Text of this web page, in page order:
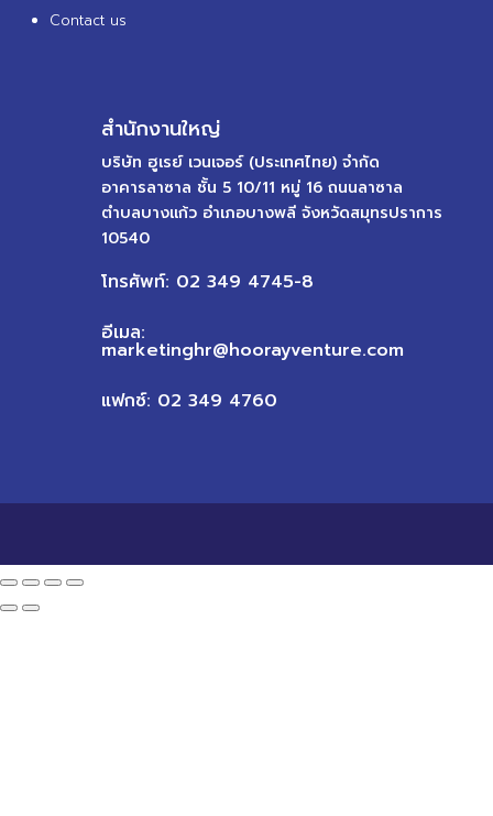
Contact us
สำนักงานใหญ่
บริษัท ฮูเรย์ เวนเจอร์ (ประเทศไทย) จำกัด
อาคารลาซาล ชั้น 5 10/11 หมู่ 16 ถนนลาซาล
ตำบลบางแก้ว อำเภอบางพลี จังหวัดสมุทรปราการ
10540
โทรศัพท์: 02 349 4745-8
อีเมล:
marketinghr@hoorayventure.com
แฟกซ์: 02 349 4760